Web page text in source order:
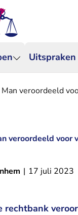
Man veroordeeld
veroordeeld voor
| 17 juli 2023
rechtbank